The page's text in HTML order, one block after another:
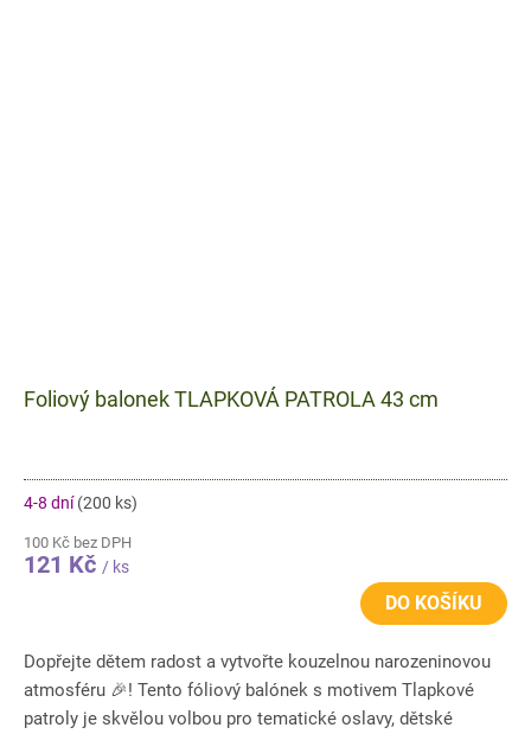
Foliový balonek TLAPKOVÁ PATROLA 43 cm
4-8 dní(200 ks)
100 Kč bez DPH
121 Kč / ks
DO KOŠÍKU
Dopřejte dětem radost a vytvořte kouzelnou narozeninovou
atmosféru 🎉! Tento fóliový balónek s motivem Tlapkové
patroly je skvělou volbou pro tematické oslavy, dětské